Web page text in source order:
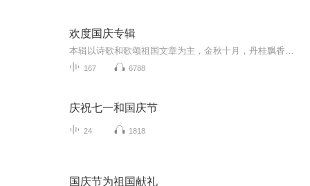
欢度国庆专辑
167 6788
庆祝七一和国庆节
24 1818
国庆节为祖国献礼